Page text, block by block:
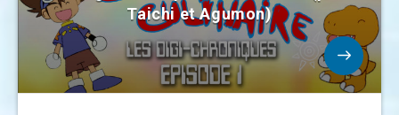
Taichi et Agumon)